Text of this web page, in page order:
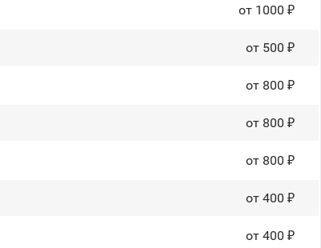
от 1000 ₽
от 500 ₽
от 800 ₽
от 800 ₽
от 800 ₽
от 400 ₽
от 400 ₽